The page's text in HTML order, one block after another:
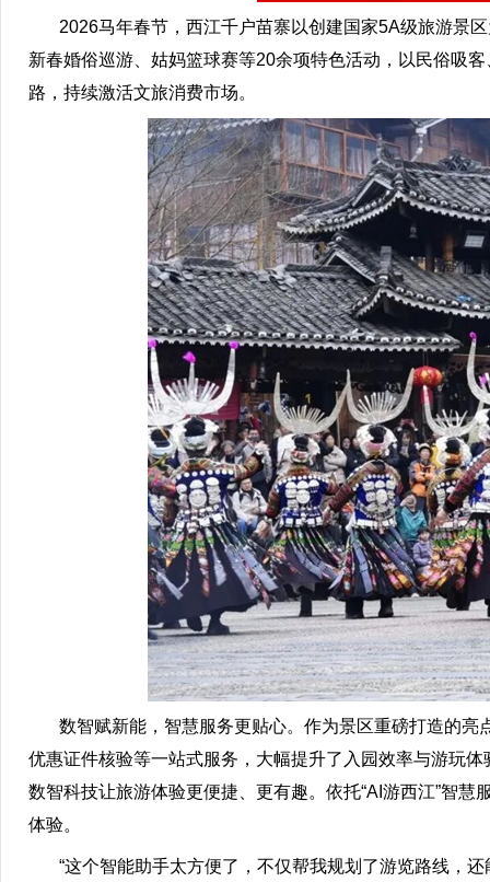
2026马年春节，西江千户苗寨以创建国家5A级旅游景区
新春婚俗巡游、姑妈篮球赛等20余项特色活动，以民俗吸客
路，持续激活文旅消费市场。
数智赋新能，智慧服务更贴心。作为景区重磅打造的亮
优惠证件核验等一站式服务，大幅提升了入园效率与游玩
数智科技让旅游体验更便捷、更有趣。依托“AI游西江”智
体验。
“这个智能助手太方便了，不仅帮我规划了游览路线，还